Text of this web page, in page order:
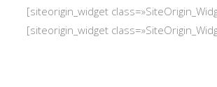
[siteorigin_widget
[siteorigin_widget